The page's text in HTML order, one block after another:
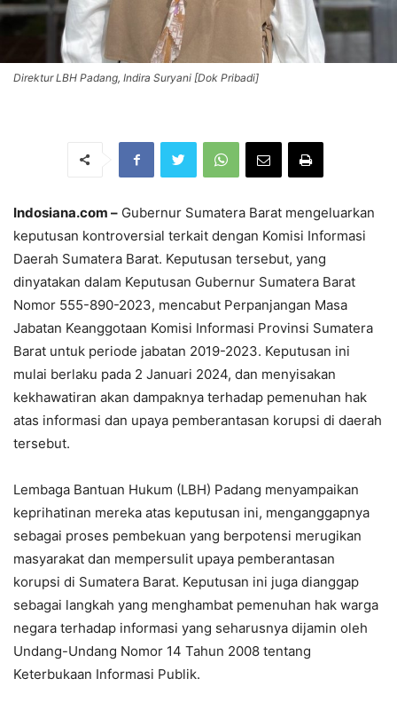
Direktur LBH Padang, Indira Suryani [Dok Pribadi]
Indosiana.com – Gubernur Sumatera Barat mengeluarkan
keputusan kontroversial terkait dengan Komisi Informasi
Daerah Sumatera Barat. Keputusan tersebut, yang
dinyatakan dalam Keputusan Gubernur Sumatera Barat
Nomor 555-890-2023, mencabut Perpanjangan Masa
Jabatan Keanggotaan Komisi Informasi Provinsi Sumatera
Barat untuk periode jabatan 2019-2023. Keputusan ini
mulai berlaku pada 2 Januari 2024, dan menyisakan
kekhawatiran akan dampaknya terhadap pemenuhan hak
atas informasi dan upaya pemberantasan korupsi di daerah
tersebut.
Lembaga Bantuan Hukum (LBH) Padang menyampaikan
keprihatinan mereka atas keputusan ini, menganggapnya
sebagai proses pembekuan yang berpotensi merugikan
masyarakat dan mempersulit upaya pemberantasan
korupsi di Sumatera Barat. Keputusan ini juga dianggap
sebagai langkah yang menghambat pemenuhan hak warga
negara terhadap informasi yang seharusnya dijamin oleh
Undang-Undang Nomor 14 Tahun 2008 tentang
Keterbukaan Informasi Publik.